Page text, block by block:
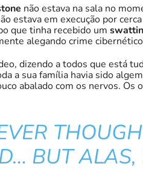
não estava na sala no
estava em execução por
que tinha recebido um
alegando crime
dizendo a todos que está
a sua família havia sido
abalado com os nervos. Os
BUT ALAS,